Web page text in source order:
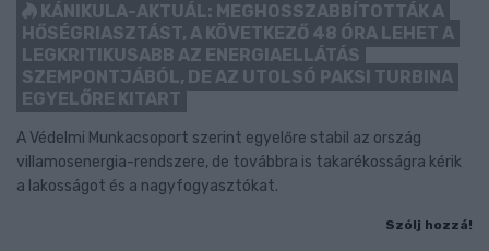
KÁNIKULA-AKTUÁL: MEGHOSSZABBÍTOTTÁK A
HŐSÉGRIASZTÁST, A KÖVETKEZŐ 48 ÓRA LEHET A
LEGKRITIKUSABB AZ ENERGIAELLÁTÁS
SZEMPONTJÁBÓL, DE AZ UTOLSÓ PAKSI TURBINA
EGYELŐRE KITART
A Védelmi Munkacsoport szerint egyelőre stabil az ország
villamosenergia-rendszere, de továbbra is takarékosságra kérik
a lakosságot és a nagyfogyasztókat.
Szólj hozzá!